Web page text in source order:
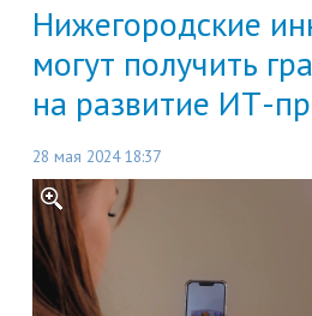
Нижегородские
могут получить
на развитие ИТ-
28 мая 2024 18:37